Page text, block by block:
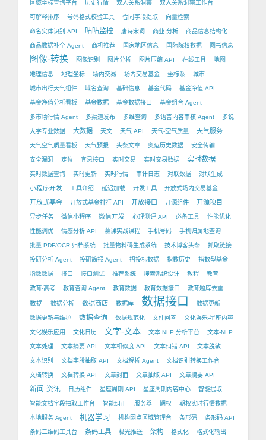
区域坐标查询平台 历史行情 双人关系洞察 双人关系洞察工作台
可解释排序 号码格式校验工具 合同字段提取 向量检索
命名实体识别 API 咕咕监控 唐诗宋词 商业-分析 商品信息结构化
商品数据补全 Agent 商机推荐 国家地区信息 国际院校数据 图书信息
图像-转换 图像识别 图片分析 图片压缩 API 在线工具 地图
地理信息 地理坐标 场内交易 场内交易基金 坐标系 城市
城市出行天气组件 域名查询 基础信息 基金代码 基金净值 API
基金净值分析看板 基金数据 基金数据接口 基金组合 Agent
多市场行情 Agent 多渠道发布 多维查询 多语言内容审核 Agent 多说
大学专业数据 大数据 天文 天气 API 天气-空气质量 天气服务
天气空气质量看板 天气预报 头条文章 奥运历史数据 安全传输
安全漏洞 定位 宜忌接口 实时交易 实时交易数据 实时数据
实时数据查询 实时更新 实时行情 审计日志 对联数据 对联生成
小程序开发 工具介绍 延迟加载 开发工具 开放式场内交易基金
开放式基金 开放式基金排行 API 开放接口 开源组件 开源项目
异步任务 微信小程序 微信开发 心理测评 API 必备工具 性能优化
性能调优 情感分析 API 慕课实战课程 手机号码 手机归属地查询
批量 PDF/OCR 归档系统 批量物料码生成系统 技术博客头条 抓取链接
投研分析 Agent 投研简报 Agent 招投标数据 指数历史 指数型基金
指数数据 接口 接口测试 推荐系统 搜索系统设计 教程 教育
教育-高考 教育咨询 Agent 教育数据 教育数据接口 教育题库去重
数据 数据分析 数据商店 数据库 数据接口 数据更新
数据更新与维护 数据查询 数据规范化 文件问答 文化娱乐-星座内容
文化娱乐应用 文化日历 文字-文本 文本 NLP 分析平台 文本-NLP
文本处理 文本摘要 API 文本相似度 API 文本纠错 API 文本脱敏
文本识别 文档字段抽取 API 文档解析 Agent 文档识别转换工作台
文档转换 文档转换 API 文章封面 文章抽取 API 文章摘要 API
新闻-资讯 日历组件 星座周期 API 星座周期内容中心 智能提取
智能文档字段抽取工作台 智能纠正 服务器 期权 期权实时行情数据
本地服务 Agent 机器学习 机构网点区域管理台 条形码 条形码 API
条码二维码工具台 条码工具 极光推送 架构 格式化 格式化输出